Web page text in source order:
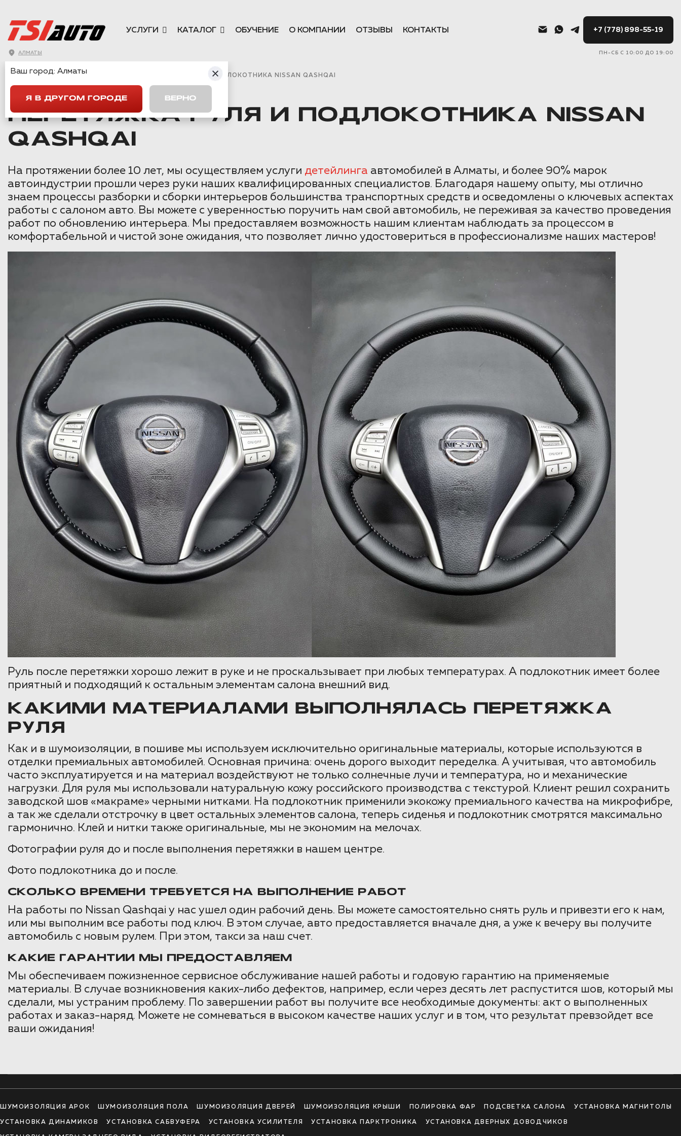
АЛМАТЫ
УСЛУГИ КАТАЛОГ ОБУЧЕНИЕ О КОМПАНИИ ОТЗЫВЫ КОНТАКТЫ +7 (778) 898-55-19
ПН-СБ С 10:00 ДО 19:00
ГЛАВНАЯ → NISSAN → ПЕРЕТЯЖКА РУЛЯ И ПОДЛОКОТНИКА NISSAN QASHQAI
ПЕРЕТЯЖКА РУЛЯ И ПОДЛОКОТНИКА NISSAN
QASHQAI
На протяжении более 10 лет, мы осуществляем услуги детейлинга автомобилей в Алматы, и более 90% марок
автоиндустрии прошли через руки наших квалифицированных специалистов. Благодаря нашему опыту, мы отлично
знаем процессы разборки и сборки интерьеров большинства транспортных средств и осведомлены о ключевых аспектах
работы с салоном авто. Вы можете с уверенностью поручить нам свой автомобиль, не переживая за качество проведения
работ по обновлению интерьера. Мы предоставляем возможность нашим клиентам наблюдать за процессом в
комфортабельной и чистой зоне ожидания, что позволяет лично удостовериться в профессионализме наших мастеров!
Руль после перетяжки хорошо лежит в руке и не проскальзывает при любых температурах. А подлокотник имеет более
приятный и подходящий к остальным элементам салона внешний вид.
КАКИМИ МАТЕРИАЛАМИ ВЫПОЛНЯЛАСЬ ПЕРЕТЯЖКА
РУЛЯ
Как и в шумоизоляции, в пошиве мы используем исключительно оригинальные материалы, которые используются в
отделки премиальных автомобилей. Основная причина: очень дорого выходит переделка. А учитывая, что автомобиль
часто эксплуатируется и на материал воздействуют не только солнечные лучи и температура, но и механические
нагрузки. Для руля мы использовали натуральную кожу российского производства с текстурой. Клиент решил сохранить
заводской шов «макраме» черными нитками. На подлокотник применили экокожу премиального качества на микрофибре,
а так же сделали отстрочку в цвет остальных элементов салона, теперь сиденья и подлокотник смотрятся максимально
гармонично. Клей и нитки также оригинальные, мы не экономим на мелочах.
Фотографии руля до и после выполнения перетяжки в нашем центре.
Фото подлокотника до и после.
СКОЛЬКО ВРЕМЕНИ ТРЕБУЕТСЯ НА ВЫПОЛНЕНИЕ РАБОТ
На работы по Nissan Qashqai у нас ушел один рабочий день. Вы можете самостоятельно снять руль и привезти его к нам,
или мы выполним все работы под ключ. В этом случае, авто предоставляется вначале дня, а уже к вечеру вы получите
автомобиль с новым рулем. При этом, такси за наш счет.
КАКИЕ ГАРАНТИИ МЫ ПРЕДОСТАВЛЯЕМ
Мы обеспечиваем пожизненное сервисное обслуживание нашей работы и годовую гарантию на применяемые
материалы. В случае возникновения каких-либо дефектов, например, если через десять лет распустится шов, который мы
сделали, мы устраним проблему. По завершении работ вы получите все необходимые документы: акт о выполненных
работах и заказ-наряд. Можете не сомневаться в высоком качестве наших услуг и в том, что результат превзойдет все
ваши ожидания!
ШУМОИЗОЛЯЦИЯ АРОК ШУМОИЗОЛЯЦИЯ ПОЛА ШУМОИЗОЛЯЦИЯ ДВЕРЕЙ ШУМОИЗОЛЯЦИЯ КРЫШИ ПОЛИРОВКА ФАР ПОДСВЕТКА САЛОНА УСТАНОВКА МАГНИТОЛЫ
УСТАНОВКА ДИНАМИКОВ УСТАНОВКА САБВУФЕРА УСТАНОВКА УСИЛИТЕЛЯ УСТАНОВКА ПАРКТРОНИКА УСТАНОВКА ДВЕРНЫХ ДОВОДЧИКОВ
Ваш город: Алматы
Я В ДРУГОМ ГОРОДЕ ВЕРНО